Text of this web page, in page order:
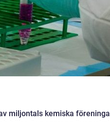
miljontals kemiska